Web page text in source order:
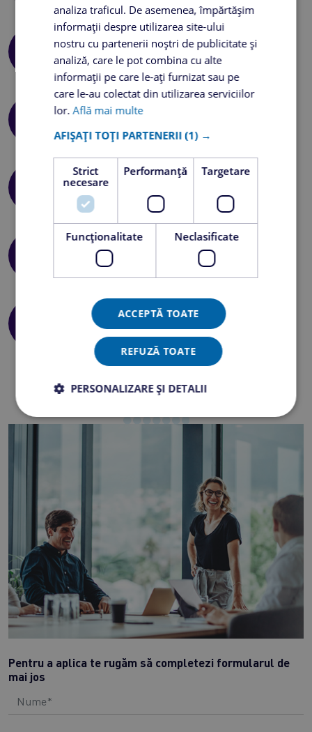
Tichete de masă în valoare de 40 lei
Decontare transport
Teambuilding / evenimente / petreceri de
companie
Training-uri de specializare
Abonament Bookster
Pentru a aplica te rugăm să completezi formularul de
mai jos
analiza traficul. De asemenea, împărtășim
informații despre utilizarea site-ului
nostru cu partenerii noștri de publicitate și
analiză, care le pot combina cu alte
informații pe care le-ați furnizat sau pe
care le-au colectat din utilizarea serviciilor
lor.Află mai multe
AFIȘAȚI TOȚI PARTENERII(1) →
Strict
necesare
Performanță Targetare
Funcţionalitate Neclasificate
ACCEPTĂ TOATE
REFUZĂ TOATE
PERSONALIZARE ȘI DETALII